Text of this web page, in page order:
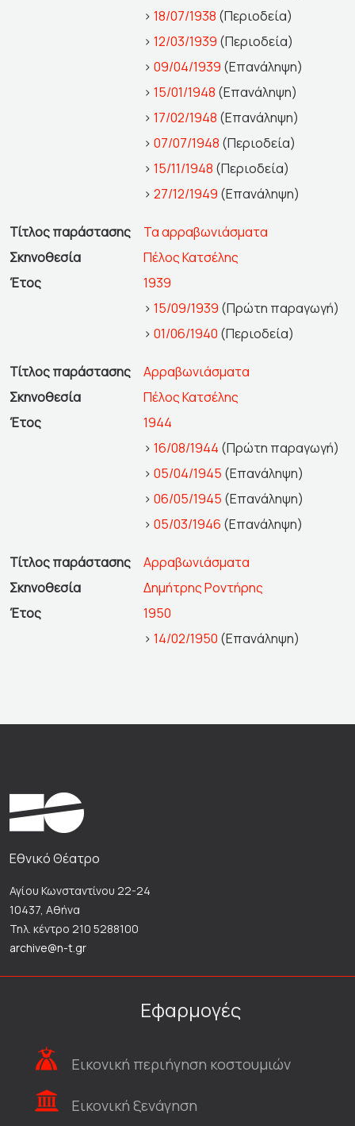
> 18/07/1938 (Περιοδεία)
> 12/03/1939 (Περιοδεία)
> 09/04/1939 (Επανάληψη)
> 15/01/1948 (Επανάληψη)
> 17/02/1948 (Επανάληψη)
> 07/07/1948 (Περιοδεία)
> 15/11/1948 (Περιοδεία)
> 27/12/1949 (Επανάληψη)
Τίτλος παράστασης
Τα αρραβωνιάσματα
Σκηνοθεσία
Πέλος Κατσέλης
Έτος
1939
> 15/09/1939 (Πρώτη παραγωγή)
> 01/06/1940 (Περιοδεία)
Τίτλος παράστασης
Αρραβωνιάσματα
Σκηνοθεσία
Πέλος Κατσέλης
Έτος
1944
> 16/08/1944 (Πρώτη παραγωγή)
> 05/04/1945 (Επανάληψη)
> 06/05/1945 (Επανάληψη)
> 05/03/1946 (Επανάληψη)
Τίτλος παράστασης
Αρραβωνιάσματα
Σκηνοθεσία
Δημήτρης Ροντήρης
Έτος
1950
> 14/02/1950 (Επανάληψη)
Εθνικό Θέατρο
Αγίου Κωνσταντίνου 22-24
10437, Αθήνα
Τηλ. κέντρο 210 5288100
archive@n-t.gr
Εφαρμογές
Εικονική περιήγηση κοστουμιών
Εικονική ξενάγηση